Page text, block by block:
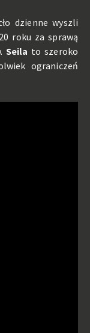
dzienne wyszli
roku za sprawą
Seila to szeroko
ograniczeń